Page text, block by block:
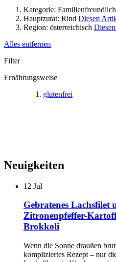
Kategorie: Familienfreundlich
Hauptzutat: Rind Diesen
Region: österreichisch
Alles entfernen
Filter
Ernährungsweise
glutenfrei
Neuigkeiten
12 Jul
Gebratenes
Zitronenpfeffer-
Brokkoli
Wenn die Sonne draußen
kompliziertes Rezept – nur